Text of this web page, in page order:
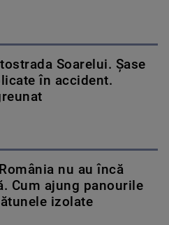
Soarelui. Șase
în accident.
nu au încă
Cum ajung panourile
izolate